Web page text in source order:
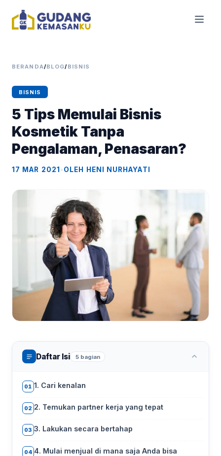
BERANDA/BLOG/ BISNIS
BISNIS
5 Tips Memulai Bisnis
Kosmetik Tanpa
Pengalaman, Penasaran?
17 MAR 2021 •OLEH HENI NURHAYATI
Daftar Isi 5 bagian
01 1. Cari kenalan
02 2. Temukan partner kerja yang tepat
03 3. Lakukan secara bertahap
04 4. Mulai menjual di mana saja Anda bisa